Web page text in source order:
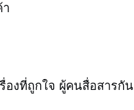
องที่ถูกใจ ผู้คนสื่อสารกัน